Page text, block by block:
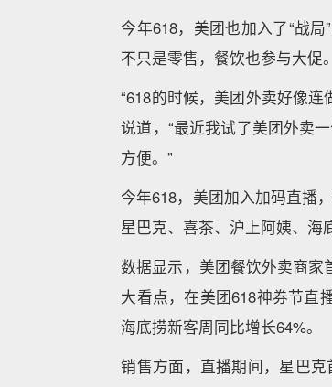
今年618，美团也加入了“战
不只是零售，餐饮也参与大促。
“618的时候，美团外卖好像
说道，“最近我试了美团外卖
方便。”
今年618，美团加入加码直播
星巴克、喜茶、沪上阿姨、海
数据显示，美团餐饮外卖商家
大看点，在美团618神券节直
海底捞新客周同比增长64%。
销售方面，直播期间，星巴